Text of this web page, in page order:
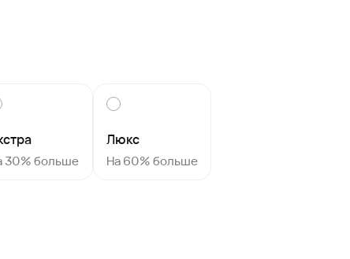
30% больше
Люкс
На 60% больше